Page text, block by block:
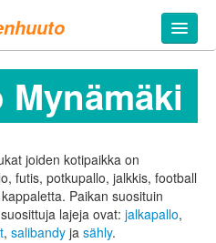
joiden kotipaikka on
futis, potkupallo, jalkkis, football
Paikan suosituin
lajeja ovat: jalkapallo,
, salibandy ja sähly.